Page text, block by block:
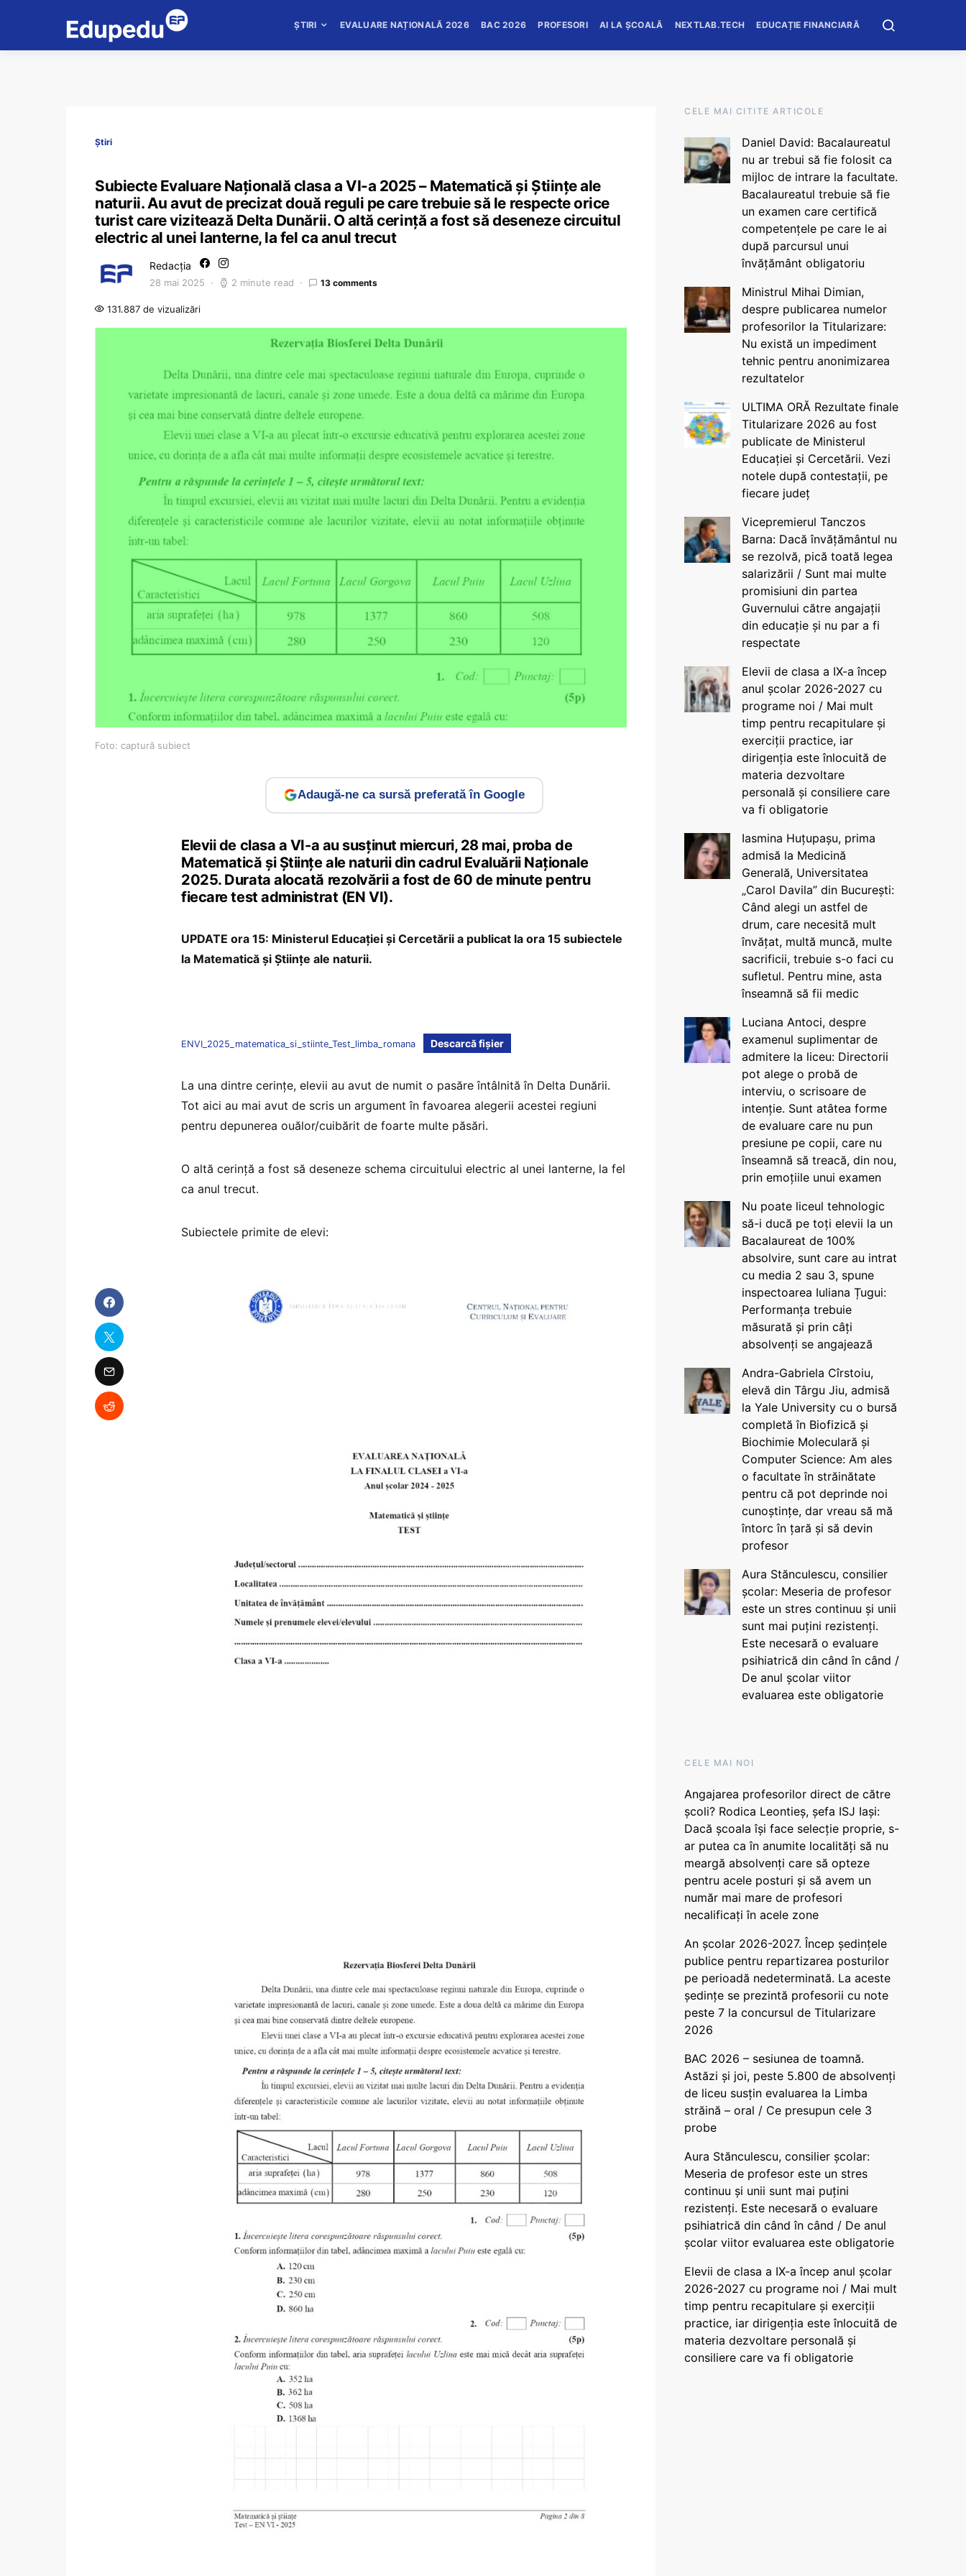
ȘTIRI EVALUARE NAȚIONALĂ 2026 BAC 2026 PROFESORI AI LA ȘCOALĂ NEXTLAB.TECH EDUCAȚIE FINANCIARĂ
Știri
Subiecte Evaluare Națională clasa a VI-a 2025 – Matematică și Științe ale
naturii. Au avut de precizat două reguli pe care trebuie să le respecte orice
turist care vizitează Delta Dunării. O altă cerință a fost să deseneze circuitul
electric al unei lanterne, la fel ca anul trecut
Redacția
28 mai 2025 2 minute read 13 comments
131.887 de vizualizări
Foto: captură subiect
Adaugă-ne ca sursă preferată în Google
Elevii de clasa a VI-a au susținut miercuri, 28 mai, proba de
Matematică și Științe ale naturii din cadrul Evaluării Naționale
2025. Durata alocată rezolvării a fost de 60 de minute pentru
fiecare test administrat (EN VI).
UPDATE ora 15: Ministerul Educației și Cercetării a publicat la ora 15 subiectele
la Matematică și Științe ale naturii.
ENVI_2025_matematica_si_stiinte_Test_limba_romana Descarcă fișier
La una dintre cerințe, elevii au avut de numit o pasăre întâlnită în Delta Dunării.
Tot aici au mai avut de scris un argument în favoarea alegerii acestei regiuni
pentru depunerea ouălor/cuibărit de foarte multe păsări.
O altă cerință a fost să deseneze schema circuitului electric al unei lanterne, la fel
ca anul trecut.
Subiectele primite de elevi:
CELE MAI CITITE ARTICOLE
Daniel David: Bacalaureatul
nu ar trebui să fie folosit ca
mijloc de intrare la facultate.
Bacalaureatul trebuie să fie
un examen care certifică
competențele pe care le ai
după parcursul unui
învățământ obligatoriu
Ministrul Mihai Dimian,
despre publicarea numelor
profesorilor la Titularizare:
Nu există un impediment
tehnic pentru anonimizarea
rezultatelor
ULTIMA ORĂ Rezultate finale
Titularizare 2026 au fost
publicate de Ministerul
Educației și Cercetării. Vezi
notele după contestații, pe
fiecare județ
Vicepremierul Tanczos
Barna: Dacă învățământul nu
se rezolvă, pică toată legea
salarizării / Sunt mai multe
promisiuni din partea
Guvernului către angajații
din educație și nu par a fi
respectate
Elevii de clasa a IX-a încep
anul școlar 2026-2027 cu
programe noi / Mai mult
timp pentru recapitulare și
exerciții practice, iar
dirigenția este înlocuită de
materia dezvoltare
personală și consiliere care
va fi obligatorie
Iasmina Huțupașu, prima
admisă la Medicină
Generală, Universitatea
„Carol Davila” din București:
Când alegi un astfel de
drum, care necesită mult
învățat, multă muncă, multe
sacrificii, trebuie s-o faci cu
sufletul. Pentru mine, asta
înseamnă să fii medic
Luciana Antoci, despre
examenul suplimentar de
admitere la liceu: Directorii
pot alege o probă de
interviu, o scrisoare de
intenție. Sunt atâtea forme
de evaluare care nu pun
presiune pe copii, care nu
înseamnă să treacă, din nou,
prin emoțiile unui examen
Nu poate liceul tehnologic
să-i ducă pe toți elevii la un
Bacalaureat de 100%
absolvire, sunt care au intrat
cu media 2 sau 3, spune
inspectoarea Iuliana Țugui:
Performanța trebuie
măsurată și prin câți
absolvenți se angajează
Andra-Gabriela Cîrstoiu,
elevă din Târgu Jiu, admisă
la Yale University cu o bursă
completă în Biofizică și
Biochimie Moleculară și
Computer Science: Am ales
o facultate în străinătate
pentru că pot deprinde noi
cunoștințe, dar vreau să mă
întorc în țară și să devin
profesor
Aura Stănculescu, consilier
școlar: Meseria de profesor
este un stres continuu și unii
sunt mai puțini rezistenți.
Este necesară o evaluare
psihiatrică din când în când /
De anul școlar viitor
evaluarea este obligatorie
CELE MAI NOI
Angajarea profesorilor direct de către
școli? Rodica Leontieș, șefa ISJ Iași:
Dacă școala își face selecție proprie, s-
ar putea ca în anumite localități să nu
meargă absolvenți care să opteze
pentru acele posturi și să avem un
număr mai mare de profesori
necalificați în acele zone
An școlar 2026-2027. Încep ședințele
publice pentru repartizarea posturilor
pe perioadă nedeterminată. La aceste
ședințe se prezintă profesorii cu note
peste 7 la concursul de Titularizare
2026
BAC 2026 – sesiunea de toamnă.
Astăzi și joi, peste 5.800 de absolvenți
de liceu susțin evaluarea la Limba
străină – oral / Ce presupun cele 3
probe
Aura Stănculescu, consilier școlar:
Meseria de profesor este un stres
continuu și unii sunt mai puțini
rezistenți. Este necesară o evaluare
psihiatrică din când în când / De anul
școlar viitor evaluarea este obligatorie
Elevii de clasa a IX-a încep anul școlar
2026-2027 cu programe noi / Mai mult
timp pentru recapitulare și exerciții
practice, iar dirigenția este înlocuită de
materia dezvoltare personală și
consiliere care va fi obligatorie